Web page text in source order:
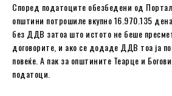
Според податоците обезбедени од
општини потрошиле вкупно 16.970.135
без ДДВ затоа што истото не беше
договорите, и ако се додаде ДДВ тоа ја
повеќе. А пак за oпштините Теарце и
податоци.